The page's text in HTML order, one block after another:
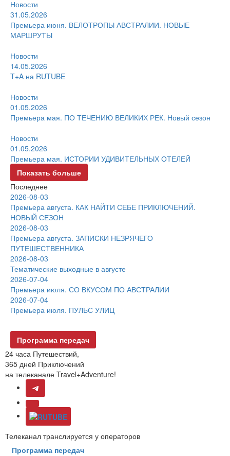
Новости
31.05.2026
Премьера июня. ВЕЛОТРОПЫ АВСТРАЛИИ. НОВЫЕ
МАРШРУТЫ
Новости
14.05.2026
T+A на RUTUBE
Новости
01.05.2026
Премьера мая. ПО ТЕЧЕНИЮ ВЕЛИКИХ РЕК. Новый сезон
Новости
01.05.2026
Премьера мая. ИСТОРИИ УДИВИТЕЛЬНЫХ ОТЕЛЕЙ
Показать больше
Последнее
2026-08-03
Премьера августа. КАК НАЙТИ СЕБЕ ПРИКЛЮЧЕНИЙ.
НОВЫЙ СЕЗОН
2026-08-03
Премьера августа. ЗАПИСКИ НЕЗРЯЧЕГО
ПУТЕШЕСТВЕННИКА
2026-08-03
Тематические выходные в августе
2026-07-04
Премьера июля. СО ВКУСОМ ПО АВСТРАЛИИ
2026-07-04
Премьера июля. ПУЛЬС УЛИЦ
Программа передач
24 часа Путешествий,
365 дней Приключений
на телеканале Travel+Adventure!
Телеканал транслируется у операторов
Программа передач